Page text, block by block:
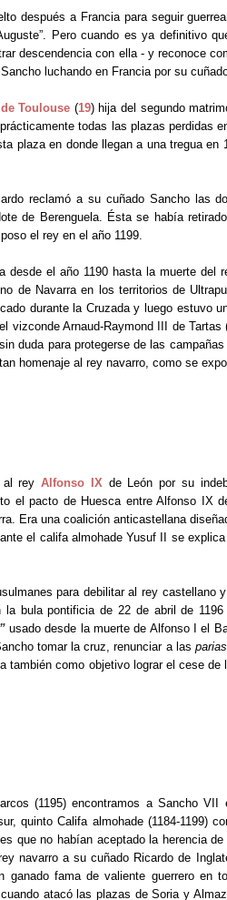
después a Francia para seguir
Pero cuando es ya definitivo
descendencia con ella - y reconoce
luchando en Francia por su
Toulouse (19) hija del segundo
todas las plazas perdidas
plaza en donde llegan a una tregua en
reclamó a su cuñado Sancho las
de Berenguela. Ésta se había
el rey en el año 1199.
el año 1190 hasta la muerte del
de Navarra en los territorios de
durante la Cruzada y luego estuvo
vizconde Arnaud-Raymond III de Tartas
duda para protegerse de las campañas
homenaje al rey navarro, como se
al reyAlfonso IX de León por su
el pacto de Huesca entre Alfonso IX
Era una coalición anticastellana
el califa almohade Yusuf II se
para debilitar al rey castellano
bula pontificia de 22 de abril de
usado desde la muerte de Alfonso I el
tomar la cruz, renunciar a las parias
también como objetivo lograr el cese
(1195) encontramos a Sancho
quinto Califa almohade (1184-1199)
que no habían aceptado la herencia de
navarro a su cuñado Ricardo de
ganado fama de valiente guerrero en
atacó las plazas de Soria y